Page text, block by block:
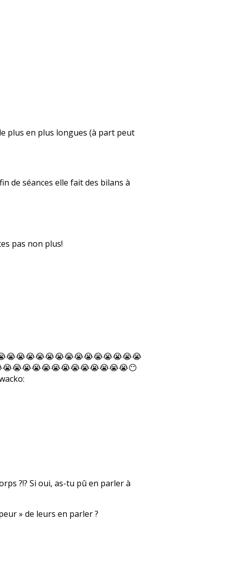
plus en plus longues (à part peut
de séances elle fait des bilans à
pas non plus!
?!? Si oui, as-tu pû en parler à
» de leurs en parler ?